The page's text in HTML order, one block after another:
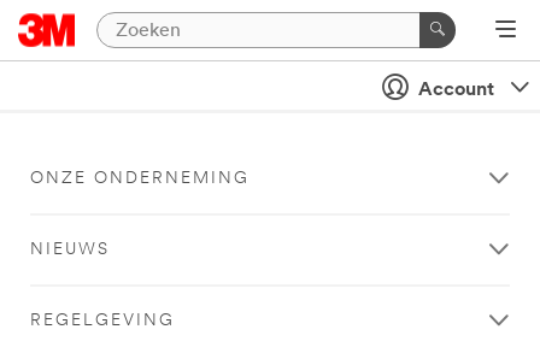
Account
ONZE ONDERNEMING
NIEUWS
REGELGEVING